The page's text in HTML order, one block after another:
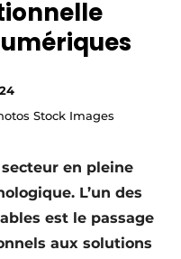
Stock Images
en pleine
L’un des
est le passage
aux solutions